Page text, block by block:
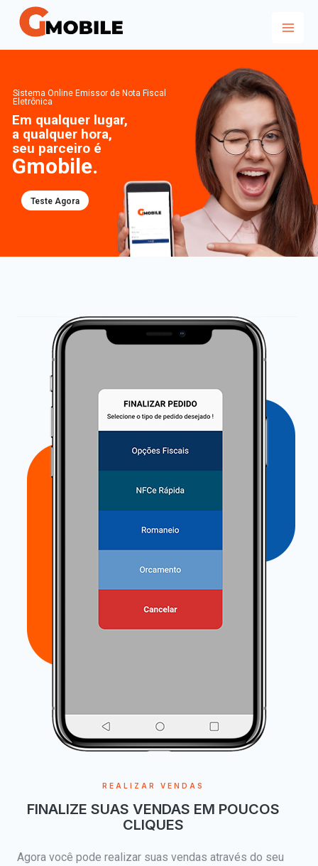
Sistema Online Emissor de Nota Fiscal
Eletrônica
Em qualquer lugar,
a qualquer hora,
seu parceiro é
Gmobile.
Teste Agora
REALIZAR VENDAS
FINALIZE SUAS VENDAS EM POUCOS
CLIQUES
Agora você pode realizar suas vendas através do seu